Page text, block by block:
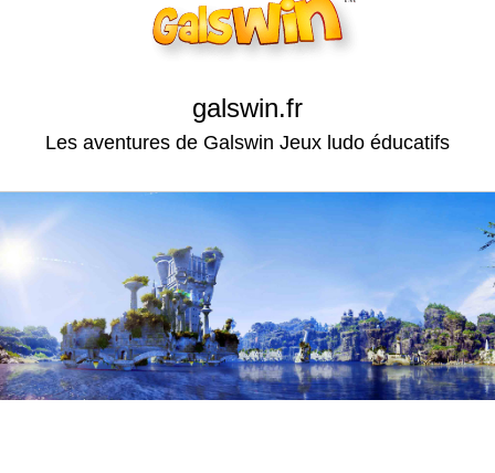
galswin.fr
Les aventures de Galswin Jeux ludo éducatifs